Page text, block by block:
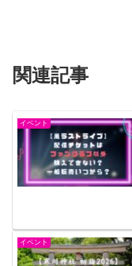
関連記事
イベント
イベント